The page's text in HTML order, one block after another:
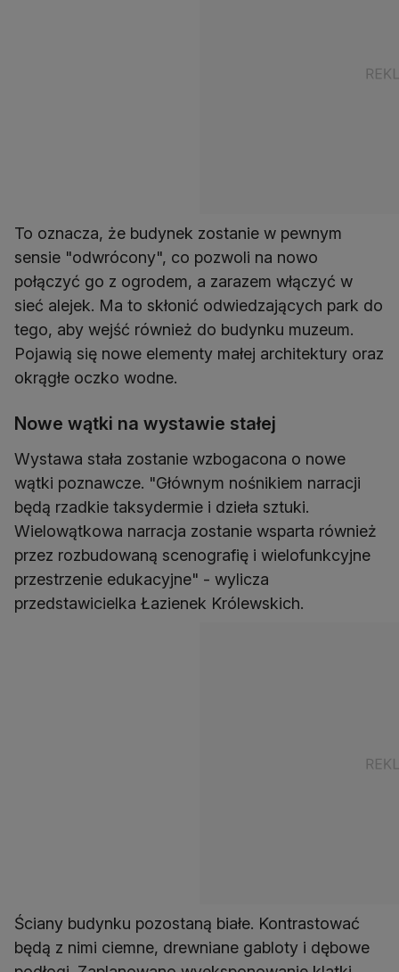
To oznacza, że budynek zostanie w pewnym
sensie "odwrócony", co pozwoli na nowo
połączyć go z ogrodem, a zarazem włączyć w
sieć alejek. Ma to skłonić odwiedzających park do
tego, aby wejść również do budynku muzeum.
Pojawią się nowe elementy małej architektury oraz
okrągłe oczko wodne.
Nowe wątki na wystawie stałej
Wystawa stała zostanie wzbogacona o nowe
wątki poznawcze. "Głównym nośnikiem narracji
będą rzadkie taksydermie i dzieła sztuki.
Wielowątkowa narracja zostanie wsparta również
przez rozbudowaną scenografię i wielofunkcyjne
przestrzenie edukacyjne" - wylicza
przedstawicielka Łazienek Królewskich.
Ściany budynku pozostaną białe. Kontrastować
będą z nimi ciemne, drewniane gabloty i dębowe